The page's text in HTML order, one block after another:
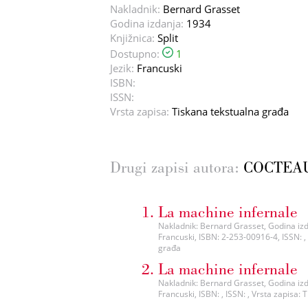
Nakladnik: Bernard Grasset
Godina izdanja: 1934
Knjižnica: Split
Dostupno:
1
Jezik: Francuski
ISBN:
ISSN:
Vrsta zapisa: Tiskana tekstualna građa
Drugi zapisi autora:
La machine infernale
Nakladnik: Bernard Grasset, Godina
Francuski, ISBN: 2-253-00916-4,
građa
La machine infernale
Nakladnik: Bernard Grasset, Godina
Francuski, ISBN: , ISSN: , Vrsta